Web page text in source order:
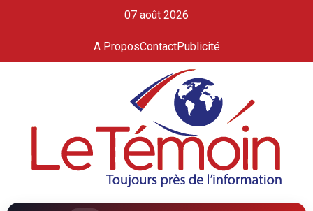
07 août 2026
A ProposContactPublicité